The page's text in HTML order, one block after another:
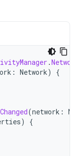
.
: Network)
{
(network :
)
{